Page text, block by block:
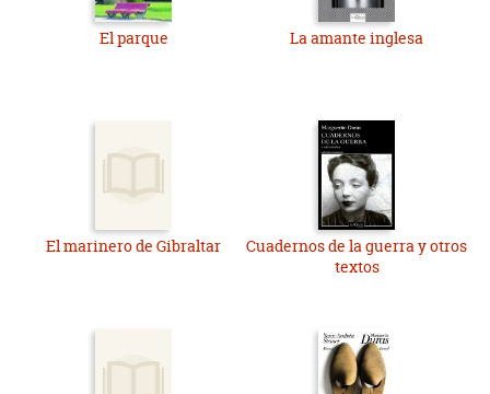
El parque La amante inglesa
El marinero de Gibraltar
Cuadernos de la guerra y otros
textos